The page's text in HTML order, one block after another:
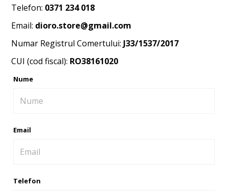
Telefon: 0371 234 018
Email: dioro.store@gmail.com
Numar Registrul Comertului: J33/1537/2017
CUI (cod fiscal): RO38161020
Nume
Email
Telefon